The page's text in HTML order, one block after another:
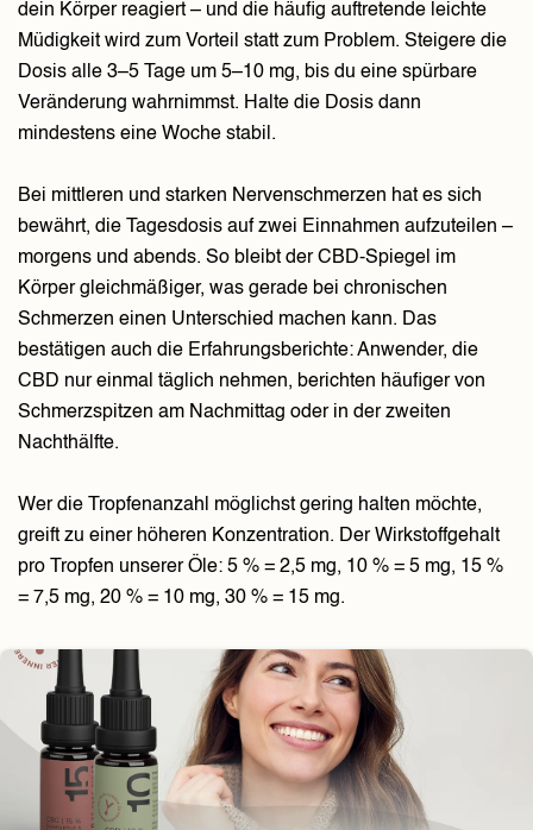
dein Körper reagiert – und die häufig auftretende leichte
Müdigkeit wird zum Vorteil statt zum Problem. Steigere die
Dosis alle 3–5 Tage um 5–10 mg, bis du eine spürbare
Veränderung wahrnimmst. Halte die Dosis dann
mindestens eine Woche stabil.
Bei mittleren und starken Nervenschmerzen hat es sich
bewährt, die Tagesdosis auf zwei Einnahmen aufzuteilen –
morgens und abends. So bleibt der CBD-Spiegel im
Körper gleichmäßiger, was gerade bei chronischen
Schmerzen einen Unterschied machen kann. Das
bestätigen auch die Erfahrungsberichte: Anwender, die
CBD nur einmal täglich nehmen, berichten häufiger von
Schmerzspitzen am Nachmittag oder in der zweiten
Nachthälfte.
Wer die Tropfenanzahl möglichst gering halten möchte,
greift zu einer höheren Konzentration. Der Wirkstoffgehalt
pro Tropfen unserer Öle: 5 % = 2,5 mg, 10 % = 5 mg, 15 %
= 7,5 mg, 20 % = 10 mg, 30 % = 15 mg.